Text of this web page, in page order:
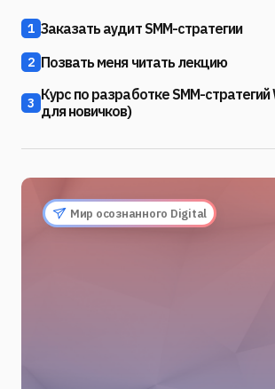
1 Заказать аудит SMM-стратегии
2 Позвать меня читать лекцию
3 Курс по разработке SMM-стратегий
для новичков)
Мир осознанного Digital